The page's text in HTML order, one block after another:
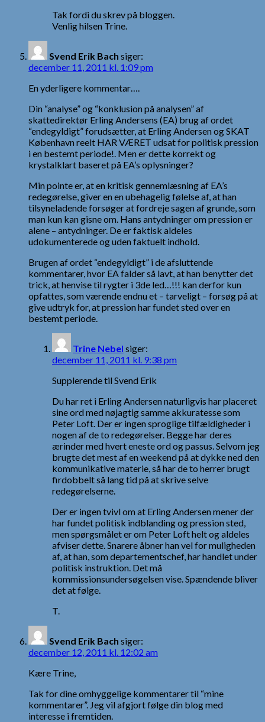
Tak fordi du skrev på bloggen.
Venlig hilsen Trine.
Svend Erik Bach siger:
december 11, 2011 kl. 1:09 pm
En yderligere kommentar….
Din “analyse” og “konklusion på analysen” af
skattedirektør Erling Andersens (EA) brug af ordet
“endegyldigt” forudsætter, at Erling Andersen og SKAT
København reelt HAR VÆRET udsat for politisk pression
i en bestemt periode!. Men er dette korrekt og
krystalklart baseret på EA’s oplysninger?
Min pointe er, at en kritisk gennemlæsning af EA’s
redegørelse, giver en en ubehagelig følelse af, at han
tilsyneladende forsøger at fordreje sagen af grunde, som
man kun kan gisne om. Hans antydninger om pression er
alene – antydninger. De er faktisk aldeles
udokumenterede og uden faktuelt indhold.
Brugen af ordet “endegyldigt” i de afsluttende
kommentarer, hvor EA falder så lavt, at han benytter det
trick, at henvise til rygter i 3de led…!!! kan derfor kun
opfattes, som værende endnu et – tarveligt – forsøg på at
give udtryk for, at pression har fundet sted over en
bestemt periode.
Trine Nebel siger:
december 11, 2011 kl. 9:38 pm
Supplerende til Svend Erik
Du har ret i Erling Andersen naturligvis har placeret
sine ord med nøjagtig samme akkuratesse som
Peter Loft. Der er ingen sproglige tilfældigheder i
nogen af de to redegørelser. Begge har deres
ærinder med hvert eneste ord og passus. Selvom jeg
brugte det mest af en weekend på at dykke ned den
kommunikative materie, så har de to herrer brugt
firdobbelt så lang tid på at skrive selve
redegørelserne.
Der er ingen tvivl om at Erling Andersen mener der
har fundet politisk indblanding og pression sted,
men spørgsmålet er om Peter Loft helt og aldeles
afviser dette. Snarere åbner han vel for muligheden
af, at han, som departementschef, har handlet under
politisk instruktion. Det må
kommissionsundersøgelsen vise. Spændende bliver
det at følge.
T.
Svend Erik Bach siger:
december 12, 2011 kl. 12:02 am
Kære Trine,
Tak for dine omhyggelige kommentarer til “mine
kommentarer”. Jeg vil afgjort følge din blog med
interesse i fremtiden.